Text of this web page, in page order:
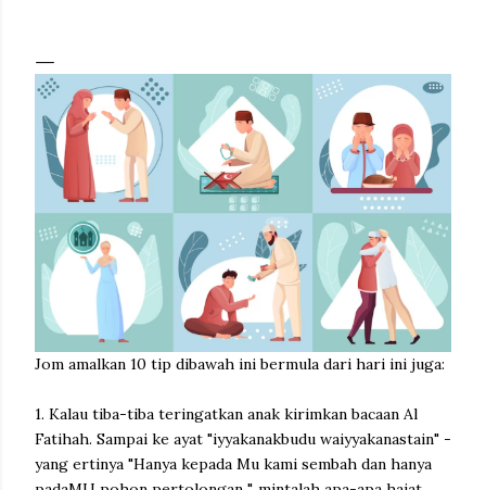
Jom amalkan 10 tip dibawah ini bermula dari hari ini juga:
1. Kalau tiba-tiba teringatkan anak kirimkan bacaan Al
Fatihah. Sampai ke ayat "iyyakanakbudu waiyyakanastain" -
yang ertinya "Hanya kepada Mu kami sembah dan hanya